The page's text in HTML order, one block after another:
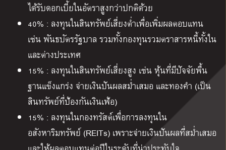
ได้รับดอกเบี้ยในอัตราสูงกว่าปกติด้วย
40% : ลงทุนในสินทรัพย์เสี่ยงต่ำเพื่อเพิ่มผลตอบแทน
เช่น พันธบัตรรัฐบาล รวมทั้งกองทุนรวมตราสารหนี้ทั้งใน
และต่างประเทศ
15% : ลงทุนในสินทรัพย์เสี่ยงสูง เช่น หุ้นที่มีปัจจัยพื้น
ฐานแข็งแกร่ง จ่ายเงินปันผลสม่ำเสมอ และทองคำ (เป็น
สินทรัพย์ที่ป้องกันเงินเฟ้อ)
15% : ลงทุนในกองทรัสต์เพื่อการลงทุนใน
อสังหาริมทรัพย์(REITs) เพราะจ่ายเงินปันผลที่สม่ำเสมอ